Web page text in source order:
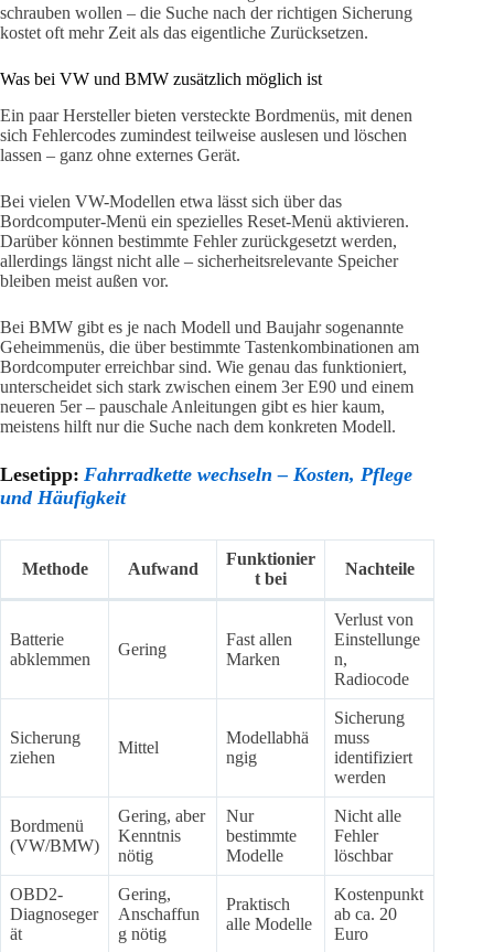
schrauben wollen – die Suche nach der richtigen Sicherung
kostet oft mehr Zeit als das eigentliche Zurücksetzen.
Was bei VW und BMW zusätzlich möglich ist
Ein paar Hersteller bieten versteckte Bordmenüs, mit denen
sich Fehlercodes zumindest teilweise auslesen und löschen
lassen – ganz ohne externes Gerät.
Bei vielen VW-Modellen etwa lässt sich über das
Bordcomputer-Menü ein spezielles Reset-Menü aktivieren.
Darüber können bestimmte Fehler zurückgesetzt werden,
allerdings längst nicht alle – sicherheitsrelevante Speicher
bleiben meist außen vor.
Bei BMW gibt es je nach Modell und Baujahr sogenannte
Geheimmenüs, die über bestimmte Tastenkombinationen am
Bordcomputer erreichbar sind. Wie genau das funktioniert,
unterscheidet sich stark zwischen einem 3er E90 und einem
neueren 5er – pauschale Anleitungen gibt es hier kaum,
meistens hilft nur die Suche nach dem konkreten Modell.
Lesetipp: Fahrradkette wechseln – Kosten, Pflege
und Häufigkeit
Methode Aufwand
Funktionier
t bei
Nachteile
Batterie
abklemmen
Gering
Fast allen
Marken
Verlust von
Einstellunge
n,
Radiocode
Sicherung
ziehen
Mittel
Modellabhä
ngig
Sicherung
muss
identifiziert
werden
Bordmenü
(VW/BMW)
Gering, aber
Kenntnis
nötig
Nur
bestimmte
Modelle
Nicht alle
Fehler
löschbar
OBD2-
Diagnoseger
ät
Gering,
Anschaffun
g nötig
Praktisch
alle Modelle
Kostenpunkt
ab ca. 20
Euro